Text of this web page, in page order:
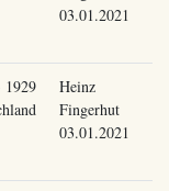
03.01.2021
1929
Heinz
Fingerhut
03.01.2021